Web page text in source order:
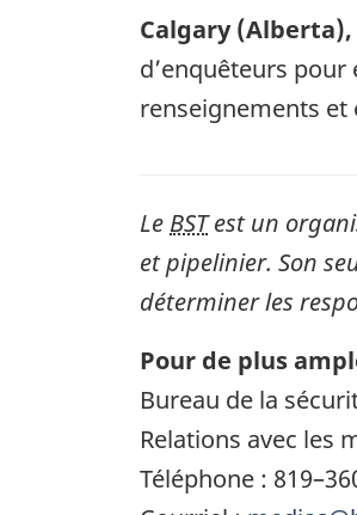
Calgary (Alberta),
d’enquêteurs pour
renseignements et
Le BSTest un
et pipelinier. Son
déterminer les
Pour de plus
Bureau de la
Relations avec les
Téléphone :